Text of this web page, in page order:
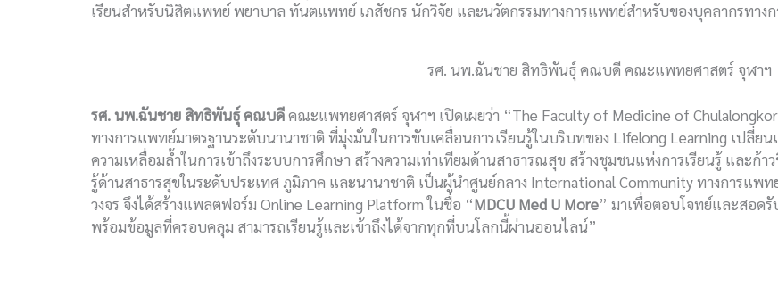
เรียนสำหรับนิสิตแพทย์ พยาบาล ทันตแพทย์ เภสัชกร นักวิจัย และนวัตกรรมทางการแพทย์สำหรับของบุคลากรทาง
รศ. นพ.ฉันชาย สิทธิพันธุ์ คณบดี คณะแพทยศาสตร์ จุฬาฯ
รศ. นพ.ฉันชาย สิทธิพันธุ์ คณบดีคณะแพทยศาสตร์ จุฬาฯ เปิดเผยว่า “The Faculty of Medicine of
ทางการแพทย์มาตรฐานระดับนานาชาติ ที่มุ่งมั่นในการขับเคลื่อนการเรียนรู้ในบริบทของ Lifelong Learning เปลี่ย
ความเหลื่อมล้ำในการเข้าถึงระบบการศึกษา สร้างความเท่าเทียมด้านสาธารณสุข สร้างชุมชนแห่งการเรียนรู้ และก้
รู้ด้านสาธารสุขในระดับประเทศ ภูมิภาค และนานาชาติ เป็นผู้นำศูนย์กลาง International Community ทางการแพ
วงจร จึงได้สร้างแพลตฟอร์ม Online Learning Platform ในชื่อ “MDCU Med U More” มาเพื่อตอบโจทย์และสอดรั
พร้อมข้อมูลที่ครอบคลุม สามารถเรียนรู้และเข้าถึงได้จากทุกที่บนโลกนี้ผ่านออนไลน์”